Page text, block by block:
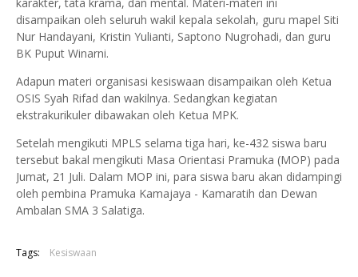
karakter, tata krama, dan mental. Materi-materi ini
disampaikan oleh seluruh wakil kepala sekolah, guru mapel Siti
Nur Handayani, Kristin Yulianti, Saptono Nugrohadi, dan guru
BK Puput Winarni.
Adapun materi organisasi kesiswaan disampaikan oleh Ketua
OSIS Syah Rifad dan wakilnya. Sedangkan kegiatan
ekstrakurikuler dibawakan oleh Ketua MPK.
Setelah mengikuti MPLS selama tiga hari, ke-432 siswa baru
tersebut bakal mengikuti Masa Orientasi Pramuka (MOP) pada
Jumat, 21 Juli. Dalam MOP ini, para siswa baru akan didampingi
oleh pembina Pramuka Kamajaya - Kamaratih dan Dewan
Ambalan SMA 3 Salatiga.
Tags: Kesiswaan